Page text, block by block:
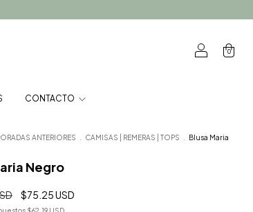
0
CONTACTO
ANTERIORES CAMISAS | REMERAS | TOPS
Blusa Maria
Negro
$75.25 USD